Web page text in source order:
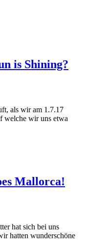
is Shining?
als wir am 1.7.17
welche wir uns etwa
Mallorca!
hat sich bei uns
hatten wunderschöne